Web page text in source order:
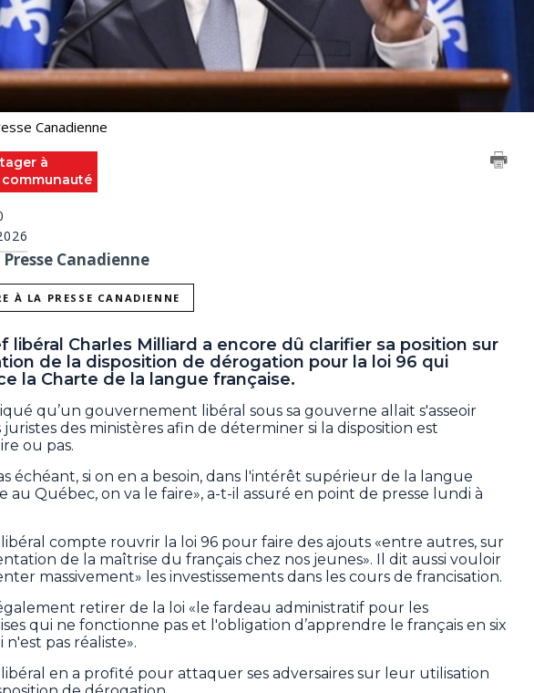
Canadienne
à
communauté
Canadienne
À LA PRESSE CANADIENNE
libéral Charles Milliard a encore dû clarifier sa position sur
de la disposition de dérogation pour la loi 96 qui
la Charte de la langue française.
qu’un gouvernement libéral sous sa gouverne allait s'asseoir
juristes des ministères afin de déterminer si la disposition est
ou pas.
échéant, si on en a besoin, dans l'intérêt supérieur de la langue
au Québec, on va le faire», a-t-il assuré en point de presse lundi à
compte rouvrir la loi 96 pour faire des ajouts «entre autres, sur
de la maîtrise du français chez nos jeunes». Il dit aussi vouloir
massivement» les investissements dans les cours de francisation.
retirer de la loi «le fardeau administratif pour les
qui ne fonctionne pas et l'obligation d’apprendre le français en six
n'est pas réaliste».
en a profité pour attaquer ses adversaires sur leur utilisation